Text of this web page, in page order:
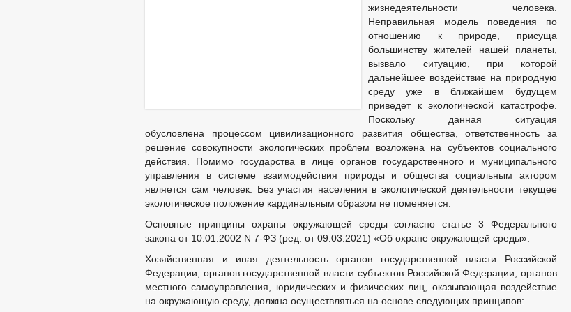
жизнедеятельности человека.
Неправильная модель поведения по
отношению к природе, присуща
большинству жителей нашей планеты,
вызвало ситуацию, при которой
дальнейшее воздействие на природную
среду уже в ближайшем будущем
приведет к экологической катастрофе.
Поскольку данная ситуация
обусловлена процессом цивилизационного развития общества, ответственность за
решение совокупности экологических проблем возложена на субъектов социального
действия. Помимо государства в лице органов государственного и муниципального
управления в системе взаимодействия природы и общества социальным актором
является сам человек. Без участия населения в экологической деятельности текущее
экологическое положение кардинальным образом не поменяется.
Основные принципы охраны окружающей среды согласно статье 3 Федерального
закона от 10.01.2002 N 7-ФЗ (ред. от 09.03.2021) «Об охране окружающей среды»:
Хозяйственная и иная деятельность органов государственной власти Российской
Федерации, органов государственной власти субъектов Российской Федерации, органов
местного самоуправления, юридических и физических лиц, оказывающая воздействие
на окружающую среду, должна осуществляться на основе следующих принципов: